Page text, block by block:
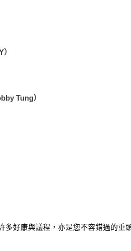
Tung）
多好康與議程，亦是您不容錯過的